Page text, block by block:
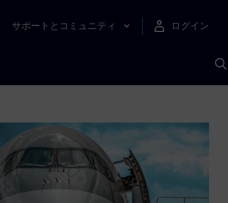
サポートとコミュニティ ログイン